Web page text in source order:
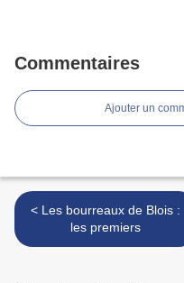
Commentaires
Ajouter un
< Les bourreaux de Blois :
les premiers